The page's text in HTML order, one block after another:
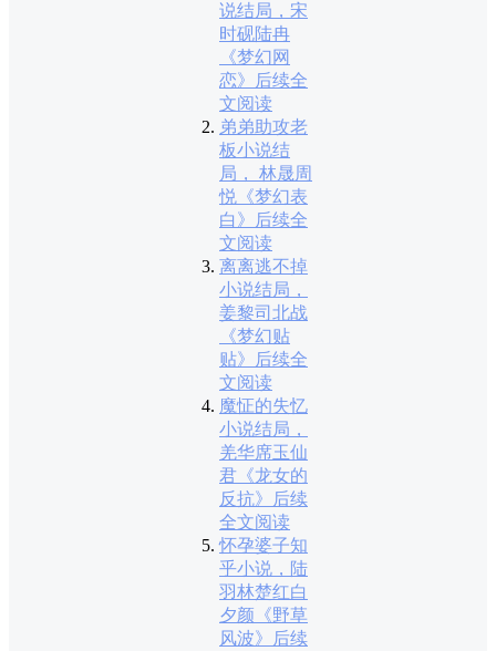
说结局，宋
时砚陆冉
《梦幻网
恋》后续全
文阅读
弟弟助攻老
板小说结
局， 林晟周
悦《梦幻表
白》后续全
文阅读
离离逃不掉
小说结局，
姜黎司北战
《梦幻贴
贴》后续全
文阅读
魔怔的失忆
小说结局，
羌华席玉仙
君《龙女的
反抗》后续
全文阅读
怀孕婆子知
乎小说，陆
羽林楚红白
夕颜《野草
风波》后续